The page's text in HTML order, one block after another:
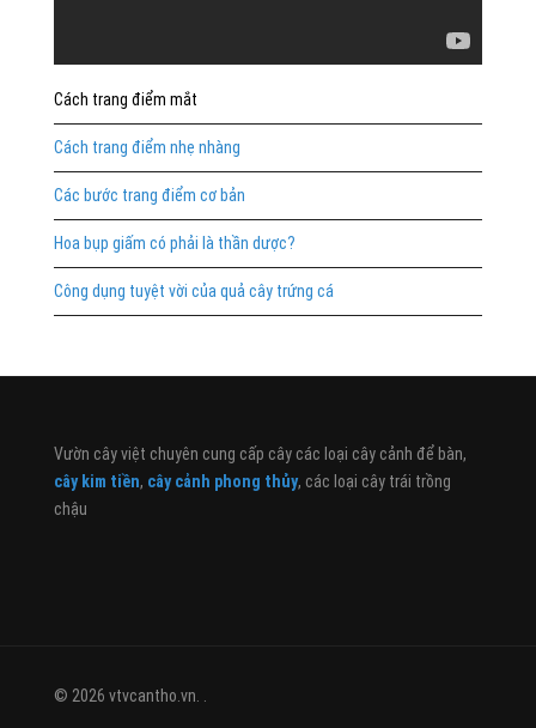
Cách trang điểm mắt
Cách trang điểm nhẹ nhàng
Các bước trang điểm cơ bản
Hoa bụp giấm có phải là thần dược?
Công dụng tuyệt vời của quả cây trứng cá
Vườn cây việt chuyên cung cấp cây các loại cây cảnh để bàn,
cây kim tiền, cây cảnh phong thủy, các loại cây trái trồng
chậu
© 2026 vtvcantho.vn. .